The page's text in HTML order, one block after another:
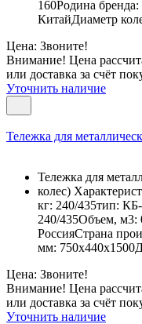
160Родина
КитайДиаметр
Цена: Звоните!
Внимание! Цена
или доставка за счёт
Уточнить наличие
Тележка для
Тележка для
колес)
кг: 240/435тип:
240/435Объем, м3:
РоссияСтрана
мм:
Цена: Звоните!
Внимание! Цена
или доставка за счёт
Уточнить наличие